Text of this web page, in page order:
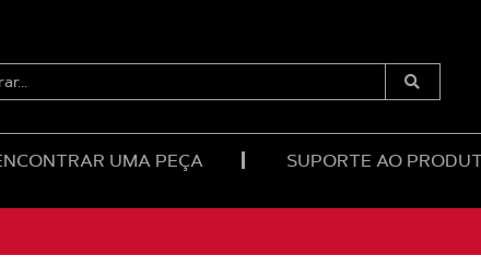
Enviar
UMA PEÇA SUPORTE AO